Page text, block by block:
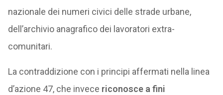
nazionale dei numeri civici delle strade urbane,
dell’archivio anagrafico dei lavoratori extra-
comunitari.
La contraddizione con i principi affermati nella linea
d’azione 47, che invece riconosce a fini